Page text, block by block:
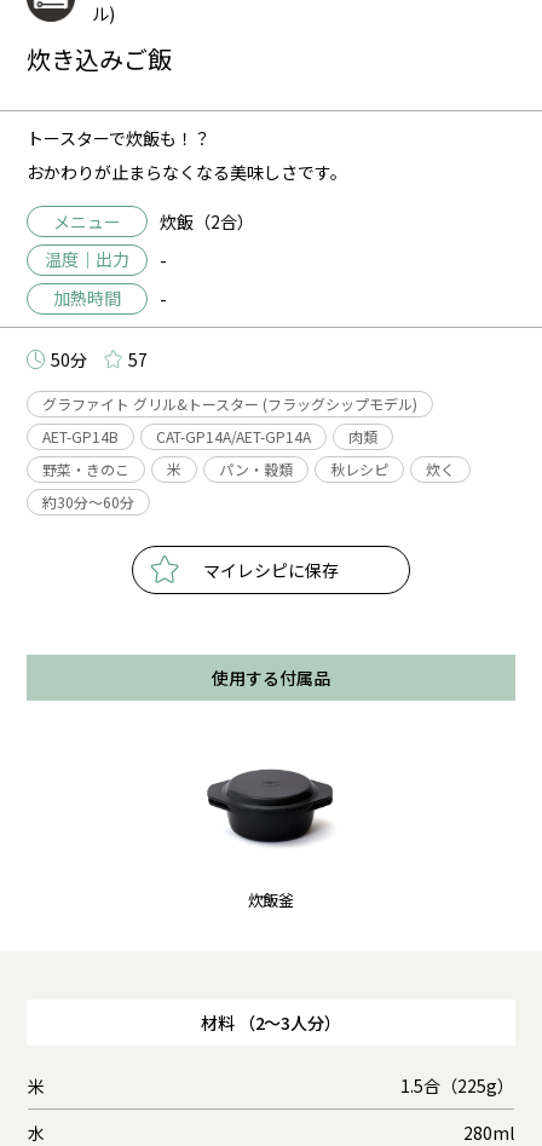
ル)
炊き込みご飯
トースターで炊飯も！？
おかわりが止まらなくなる美味しさです。
メニュー
炊飯（2合）
温度｜出力
-
加熱時間
-
50分 57
グラファイト グリル&トースター (フラッグシップモデル)
AET-GP14B
CAT-GP14A/AET-GP14A
肉類
野菜・きのこ
米 パン・穀類 秋レシピ
炊く
約30分〜60分
マイレシピに保存
使用する付属品
炊飯釜
材料 （2～3人分）
米
1.5合（225g）
水
280ml